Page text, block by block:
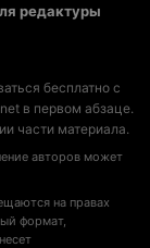
редактуры
бесплатно с
в первом абзаце.
части материала.
авторов может
на правах
формат,